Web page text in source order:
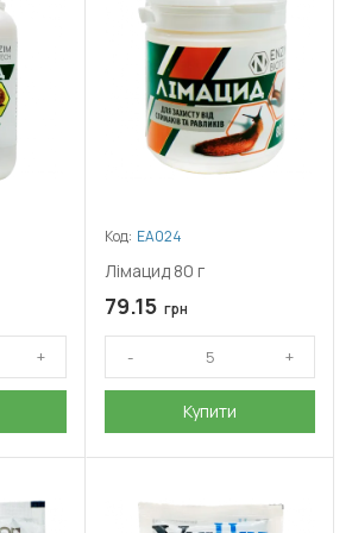
Код: ЕА024
Лімацид 80 г
79.15 грн
Купити